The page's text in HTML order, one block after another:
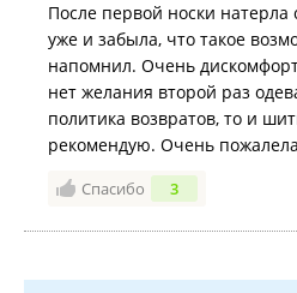
После первой носки натерла
уже и забыла, что такое
напомнил. Очень
нет желания второй раз
политика возвратов, то и
рекомендую. Очень
Спасибо 3